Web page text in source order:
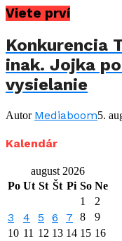
Viete prví
Konkurencia
inak. Jojka
vysielanie
Autor Mediaboom5.
Kalendár
august 2026
Po Ut St Št Pi So Ne
1
2
3 4 5 6 7 8
9
10 11 12 13 14 15 16